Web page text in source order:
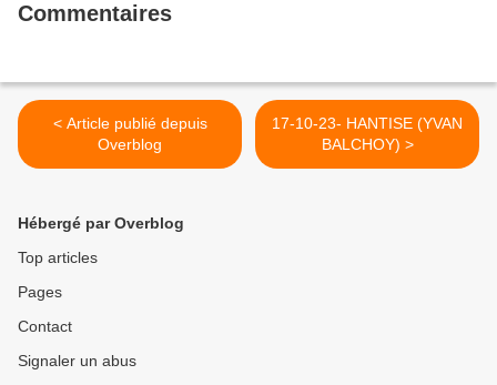
Commentaires
< Article publié depuis
Overblog
17-10-23- HANTISE (YVAN
BALCHOY) >
Hébergé par Overblog
Top articles
Pages
Contact
Signaler un abus